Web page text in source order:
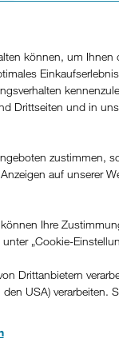
können, um Ihnen
Drittseiten und in
zustimmen,
auf unserer
Ihre
„Cookie-
Drittanbietern
USA) verarbeiten.